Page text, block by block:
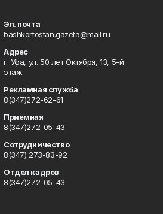
Эл. почта
bashkortostan.gazeta@mail.ru
Адрес
г. Уфа, ул. 50 лет Октября, 13, 5-й
этаж
Рекламная служба
8(347)272-62-61
Приемная
8(347)272-05-43
Сотрудничество
8(347) 273-83-92
Отдел кадров
8(347)272-05-43